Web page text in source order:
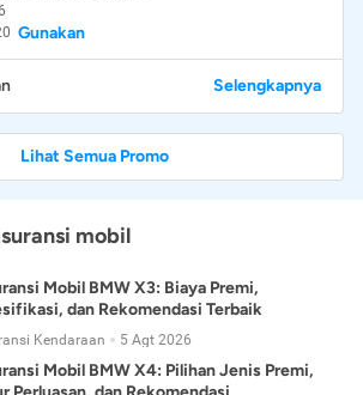
Gunakan
Selengkapnya
Lihat Semua Promo
mobil
Mobil BMW X3: Biaya Premi,
dan Rekomendasi Terbaik
Kendaraan 5 Agt 2026
Mobil BMW X4: Pilihan Jenis Premi,